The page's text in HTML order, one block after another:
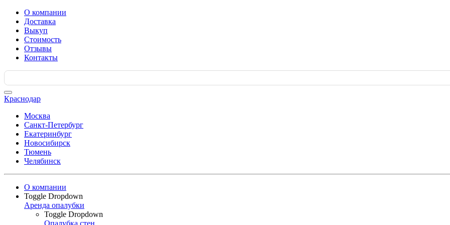
О компании
Доставка
Выкуп
Стоимость
Отзывы
Контакты
Search
for:
Краснодар
Москва
Санкт-Петербург
Екатеринбург
Новосибирск
Тюмень
Челябинск
О компании
Toggle Dropdown
Аренда опалубки
Toggle Dropdown
Опалубка стен